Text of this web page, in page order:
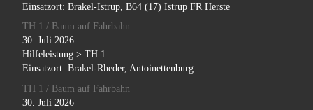
Einsatzort: Brakel-Istrup, B64 (17) Istrup FR Herste
TH 1 / Baum auf Fahrbahn
30. Juli 2026
Hilfeleistung > TH 1
Einsatzort: Brakel-Rheder, Antoinettenburg
TH 1 / Baum auf Fahrbahn
30. Juli 2026